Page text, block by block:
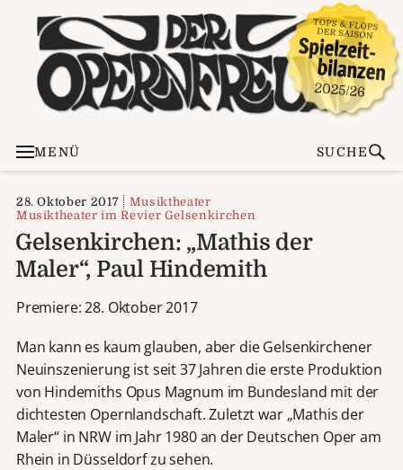
MENÜ SUCHE
28. Oktober 2017
Musiktheater
Musiktheater im Revier Gelsenkirchen
Gelsenkirchen: „Mathis der
Maler“, Paul Hindemith
Premiere: 28. Oktober 2017
Man kann es kaum glauben, aber die Gelsenkirchener
Neuinszenierung ist seit 37 Jahren die erste Produktion
von Hindemiths Opus Magnum im Bundesland mit der
dichtesten Opernlandschaft. Zuletzt war „Mathis der
Maler“ in NRW im Jahr 1980 an der Deutschen Oper am
Rhein in Düsseldorf zu sehen.